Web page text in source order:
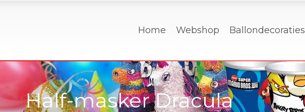
Home Webshop Ballondecoraties
Half-masker Dracula